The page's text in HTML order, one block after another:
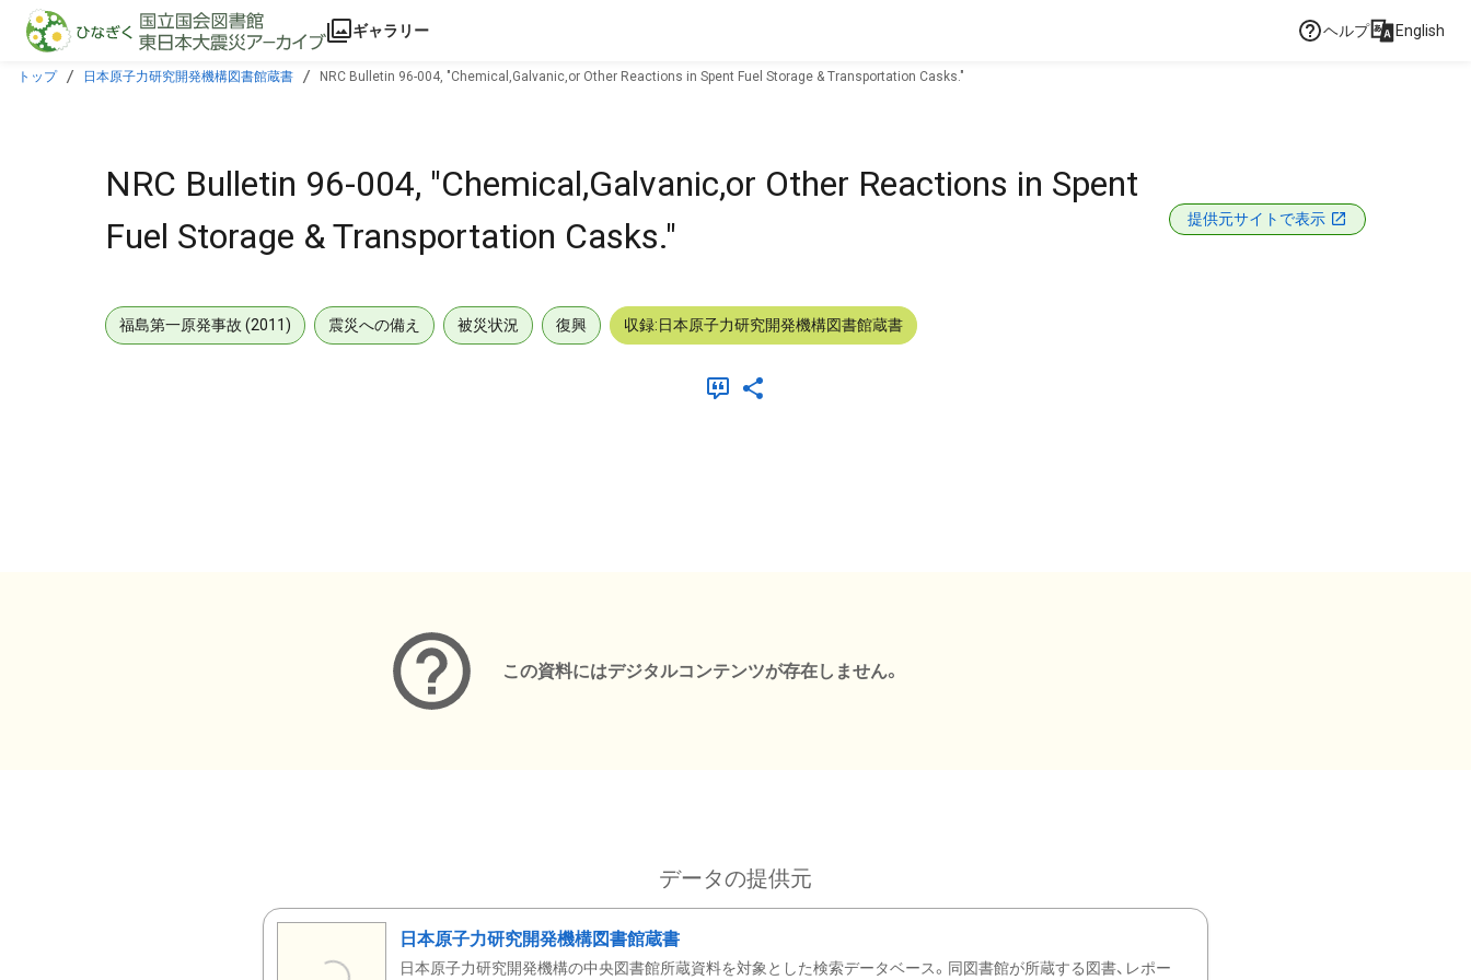
本文に飛ぶ
ギャラリー ヘルプ English
トップ 日本原子力研究開発機構図書館蔵書 NRC Bulletin 96-004, "Chemical,Galvanic,or Other Reactions in Spent Fuel Storage & Transportation Casks."
NRC Bulletin 96-004, "Chemical,Galvanic,or Other Reactions in Spent
Fuel Storage & Transportation Casks."
提供元サイトで表示
福島第一原発事故 (2011) 震災への備え 被災状況 復興 収録:日本原子力研究開発機構図書館蔵書
この資料にはデジタルコンテンツが存在しません。
データの提供元
日本原子力研究開発機構図書館蔵書
日本原子力研究開発機構の中央図書館所蔵資料を対象とした検索データベース。同図書館が所蔵する図書、レポー